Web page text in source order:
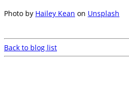
Photo by Hailey Kean on Unsplash
Back to blog list